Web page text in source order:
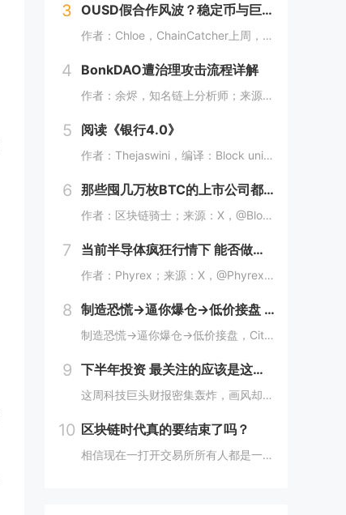
3 OUSD假合作风波？稳定币与巨头背书的信用游戏
作者：Chloe，ChainCatcher上周，Open Standard 推出美元稳定币 OpenUSD（OUSD），并亮出强大阵容名单，140 多家企业同时站台，从 Visa、Mastercard、Stripe、American Exp...
4 BonkDAO遭治理攻击流程详解
作者：余烬，知名链上分析师；来源：X，@EmberCN嘿，有意思哈。一个人花 $440万买了够治理投票通过阈值的$BONK代币，然后发起治理攻击提案并投票，把BONK财库里价值$2120万的$BONK给掏走了。具体情况：1. 先发起治理提案...
5 阅读《银行4.0》
作者：Thejaswini，编译：Block unicorn你能否抛开现有的银行，从零开始重新打造一家银行？利用当今的技术，一切推倒重来。在这个过程中，你还会设立实体网点吗？还会使用纸币吗？还需要在表格上亲笔签名（即“湿墨签名”），并经过见...
6 那些囤几万枚BTC的上市公司都怎么样了？
作者：区块链骑士；来源：X，@BlocKnight21近期高盛的一纸清算通知，让Strategy再次被推上了风口浪尖。7月29日到期的挂钩Strategy股票的结构性债券，每1000美元投资仅能收回约217美元，亏损近80%。而问题出在一个...
7 当前半导体疯狂行情下 能否做空长鑫？
作者：Phyrex；来源：X，@PhyrexNi当前半导体惨烈的情况下，我是不是可以做空长鑫？我个人的看法，当前长鑫的估值已经高到我想开始做空了，但上市初期的筹码结构仍然对空头非常不友好。我个人打算先多观察几天，尤其是过了上市前五个无涨跌幅...
8 制造恐慌→逼你爆仓→低价接盘 Citadel这波操作太秀了
制造恐慌→逼你爆仓→低价接盘，Citadel这波操作太秀了。Citadel这波操作，真的秀。“AI股神”Leopold Aschenbrenner的基金Situational Awareness，上半年回报439%，规模一度冲到450亿美元...
9 下半年投资 最关注的应该是这个数字
这周科技巨头财报密集轰炸，画风却很分裂。微软和亚马逊，云业务全线爆发。AWS二季度营收422亿美元，同比增长37%，是18个季度以来最快；Azure更猛，同比增速43%，全财年首次突破1000亿美元。两家股价财报后都是大涨，亚马逊盘后一度涨...
10 区块链时代真的要结束了吗？
相信现在一打开交易所所有人都是一脸懵，成交额榜80%都是美股，前十里就剩个BTC ETH SOL ，涨幅榜直接没了币的身影，清一色美股。这以前可都是山寨币的位置啊! 现在越来越多变成了股票，AI、机器人、航天这些热门股，涨起来一点也不比山...